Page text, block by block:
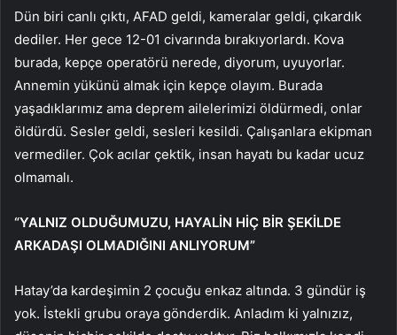
Dün biri canlı çıktı, AFAD geldi, kameralar geldi, çıkardık
dediler. Her gece 12-01 civarında bırakıyorlardı. Kova
burada, kepçe operatörü nerede, diyorum, uyuyorlar.
Annemin yükünü almak için kepçe olayım. Burada
yaşadıklarımız ama deprem ailelerimizi öldürmedi, onlar
öldürdü. Sesler geldi, sesleri kesildi. Çalışanlara ekipman
vermediler. Çok acılar çektik, insan hayatı bu kadar ucuz
olmamalı.
“YALNIZ OLDUĞUMUZU, HAYALİN HİÇ BİR ŞEKİLDE
ARKADAŞI OLMADIĞINI ANLIYORUM”
Hatay’da kardeşimin 2 çocuğu enkaz altında. 3 gündür iş
yok. İstekli grubu oraya gönderdik. Anladım ki yalnızız,